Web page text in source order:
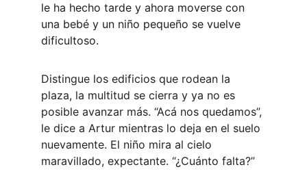
le ha hecho tarde y ahora moverse con
una bebé y un niño pequeño se vuelve
dificultoso.
Distingue los edificios que rodean la
plaza, la multitud se cierra y ya no es
posible avanzar más. “Acá nos quedamos”,
le dice a Artur mientras lo deja en el suelo
nuevamente. El niño mira al cielo
maravillado, expectante. “¿Cuánto falta?”